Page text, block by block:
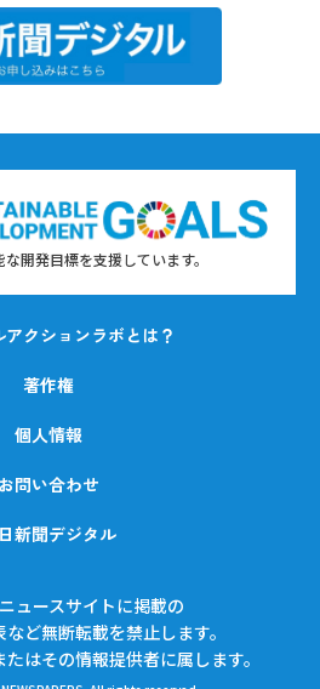
開発目標を支援しています。
アクションラボとは？
著作権
個人情報
お問い合わせ
新聞デジタル
ュースサイトに掲載の
ど無断転載を禁止します。
はその情報提供者に属します。